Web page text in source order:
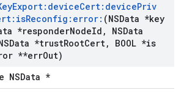
Export:deviceCert:devicePriv
Reconfig:error: (NSData *key
*responderNodeId ,
NSData
*trustRootCert,
BOOL *is
**errOut)
*